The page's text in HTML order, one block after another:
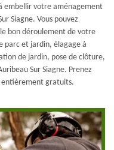
embellir votre aménagement
Siagne. Vous pouvez
bon déroulement de votre
parc et jardin, élagage à
de jardin, pose de clôture,
Sur Siagne. Prenez
entièrement gratuits.